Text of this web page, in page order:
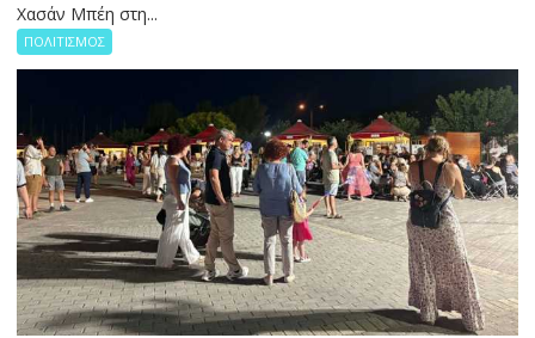
Χασάν Μπέη στη...
ΠΟΛΙΤΙΣΜΟΣ